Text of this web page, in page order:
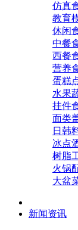
仿真
教育
休闲
中餐
西餐
营养
蛋糕
水果
挂件
面类
日韩
冰点
树脂
火锅
大盆
新闻资讯